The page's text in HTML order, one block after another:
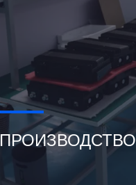
ПРОИЗВОДСТВО